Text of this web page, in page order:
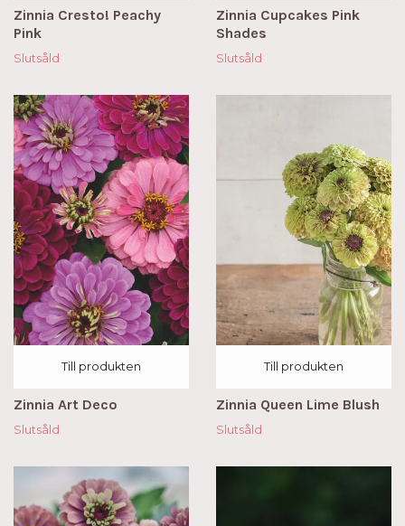
Zinnia Cresto! Peachy
Pink
Slutsåld
Zinnia Cupcakes Pink
Shades
Slutsåld
Till produkten
Zinnia Art Deco
Slutsåld
Till produkten
Zinnia Queen Lime Blush
Slutsåld